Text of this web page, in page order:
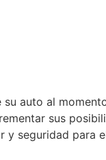
auto al
sus
y seguridad para